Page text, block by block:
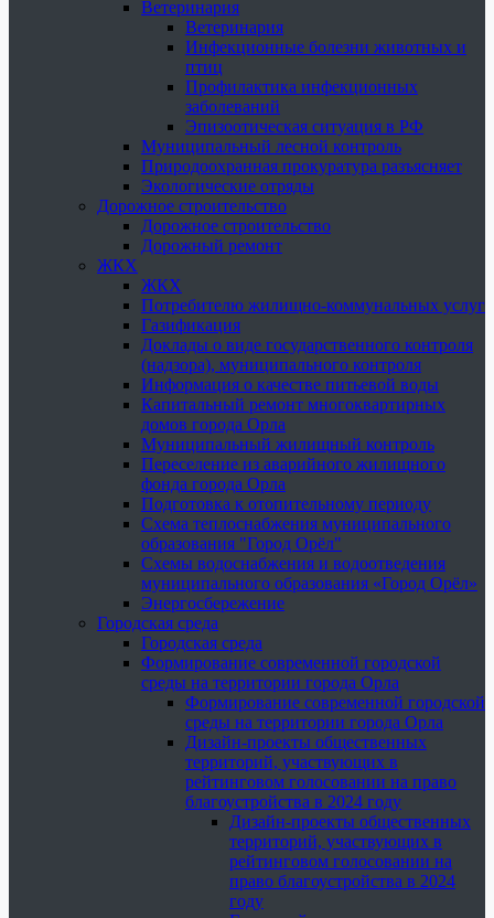
Ветеринария
Ветеринария
Инфекционные болезни животных и
птиц
Профилактика инфекционных
заболеваний
Эпизоотическая ситуация в РФ
Муниципальный лесной контроль
Природоохранная прокуратура разъясняет
Экологические отряды
Дорожное строительство
Дорожное строительство
Дорожный ремонт
ЖКХ
ЖКХ
Потребителю жилищно-коммунальных услуг
Газификация
Доклады о виде государственного контроля
(надзора), муниципального контроля
Информация о качестве питьевой воды
Капитальный ремонт многоквартирных
домов города Орла
Муниципальный жилищный контроль
Переселение из аварийного жилищного
фонда города Орла
Подготовка к отопительному периоду
Схема теплоснабжения муниципального
образования "Город Орёл"
Схемы водоснабжения и водоотведения
муниципального образования «Город Орёл»
Энергосбережение
Городская среда
Городская среда
Формирование современной городской
среды на территории города Орла
Формирование современной городской
среды на территории города Орла
Дизайн-проекты общественных
территорий, участвующих в
рейтинговом голосовании на право
благоустройства в 2024 году
Дизайн-проекты общественных
территорий, участвующих в
рейтинговом голосовании на
право благоустройства в 2024
году